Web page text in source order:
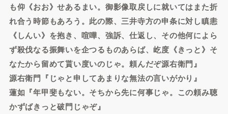
も仰《おお》せあるまい。御影像取戻しに就いてはまた折
れ合う時節もあろう。此の際、三井寺方の申条に対し瞋恚
《しんい》を抱き、喧嘩、強訴、仕返し、その他何によら
ず殺伐なる振舞いを企つるものあらば、屹度《きっと》そ
なたから留めて貰い度いのじゃ。頼んだぞ源右衛門』
源右衛門『じゃと申してあまりな無法の言いがかり』
蓮如『年甲斐もない。そちから先に何事じゃ。この頼み聴
かずばきっと破門じゃぞ』